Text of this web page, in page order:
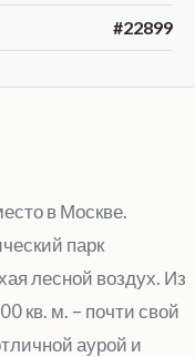
#22899
в Москве.
парк
лесной воздух. Из
кв. м. – почти свой
аурой и